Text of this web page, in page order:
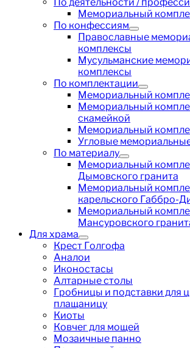
Мемориальный
По конфессиям
Православные
комплексы
Мусульманские
комплексы
По комплектации
Мемориальный
Мемориальный
скамейкой
Мемориальный
Угловые
По материалу
Мемориальный
Дымовского гранита
Мемориальный
карельского Габбро-
Мемориальный
Мансуровского
Для храма
Крест Голгофа
Аналои
Иконостасы
Алтарные столы
Гробницы и подставки для
плащаницу
Киоты
Ковчег для мощей
Мозаичные панно